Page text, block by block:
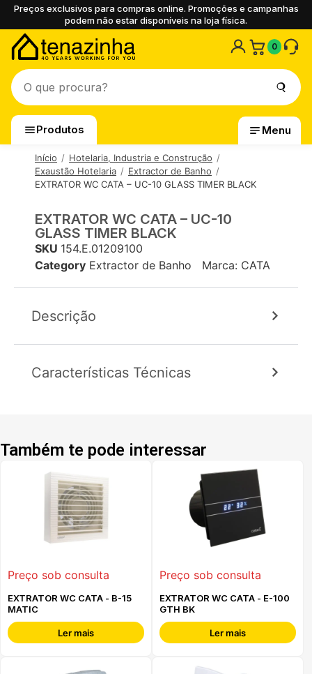
Preços exclusivos para compras online. Promoções e campanhas
podem não estar disponíveis na loja física.
0
Produtos Menu
Início
Hotelaria, Industria e Construção
Exaustão Hotelaria
Extractor de Banho
EXTRATOR WC CATA – UC-10 GLASS TIMER BLACK
EXTRATOR WC CATA – UC-10
GLASS TIMER BLACK
SKU 154.E.01209100
Category Extractor de Banho Marca: CATA
Descrição
Características Técnicas
Também te pode interessar
Preço sob consulta
EXTRATOR WC CATA - B-15
MATIC
Ler mais
Preço sob consulta
EXTRATOR WC CATA - E-100
GTH BK
Ler mais